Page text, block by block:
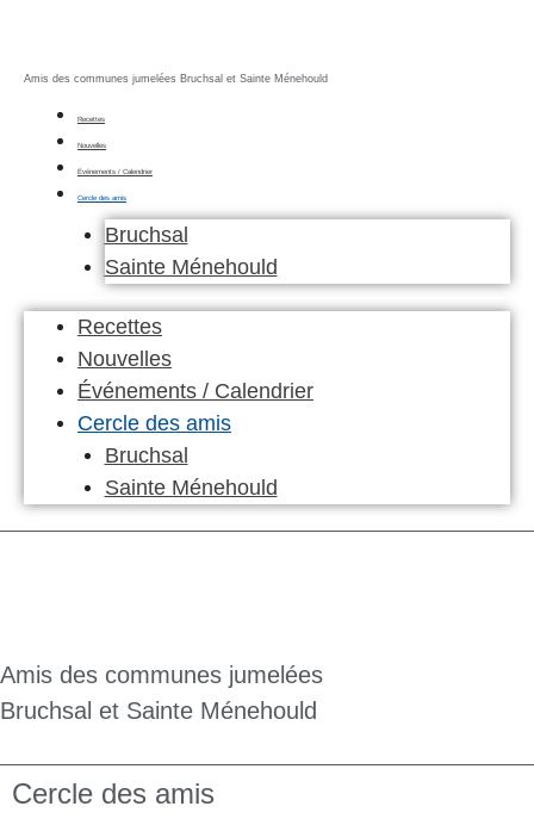
Amis des communes jumelées Bruchsal et Sainte Ménehould
Recettes
Nouvelles
Événements / Calendrier
Cercle des amis
Bruchsal
Sainte Ménehould
Recettes
Nouvelles
Événements / Calendrier
Cercle des amis
Bruchsal
Sainte Ménehould
Amis des communes jumelées
Bruchsal et Sainte Ménehould
Cercle des amis